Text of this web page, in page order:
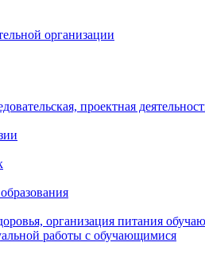
организации
проектная
организация питания
работы с обучающимися